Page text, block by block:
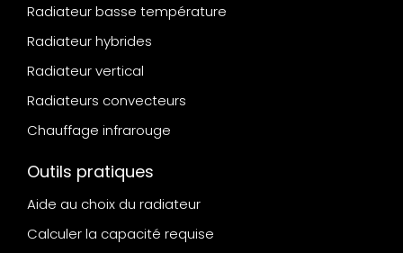
Radiateur basse température
Radiateur hybrides
Radiateur vertical
Radiateurs convecteurs
Chauffage infrarouge
Outils pratiques
Aide au choix du radiateur
Calculer la capacité requise